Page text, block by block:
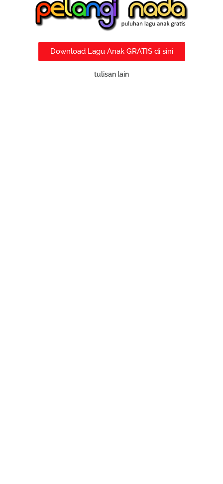
Download Lagu Anak GRATIS di sini
tulisan lain